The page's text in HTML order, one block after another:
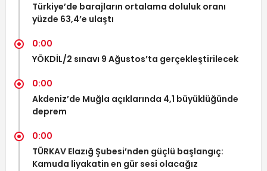
Türkiye’de barajların ortalama doluluk oranı
yüzde 63,4’e ulaştı
0:00
YÖKDİL/2 sınavı 9 Ağustos’ta gerçekleştirilecek
0:00
Akdeniz’de Muğla açıklarında 4,1 büyüklüğünde
deprem
0:00
TÜRKAV Elazığ Şubesi’nden güçlü başlangıç:
Kamuda liyakatin en gür sesi olacağız